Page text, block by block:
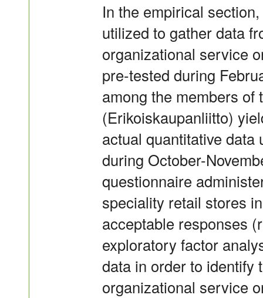
In the empirical
utilized to gather data
organizational service
pre-tested during
among the members of
(Erikoiskaupanliitto)
actual quantitative
during October-
questionnaire
speciality retail stores
acceptable responses
exploratory factor
data in order to identify
organizational service